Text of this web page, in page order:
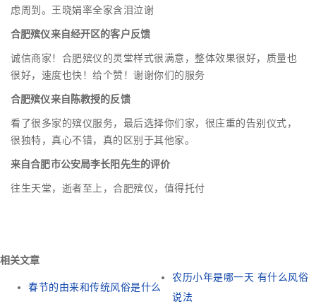
虑周到。王晓娟率全家含泪泣谢
合肥殡仪来自经开区的客户反馈
诚信商家！合肥殡仪的灵堂样式很满意，整体效果很好，质量也
很好，速度也快！给个赞！谢谢你们的服务
合肥殡仪来自陈教授的反馈
看了很多家的殡仪服务，最后选择你们家，很庄重的告别仪式，
很独特，真心不错，真的区别于其他家。
来自合肥市公安局李长阳先生的评价
往生天堂，逝者至上，合肥殡仪，值得托付
相关文章
春节的由来和传统风俗是什么
农历小年是哪一天 有什么风俗
说法